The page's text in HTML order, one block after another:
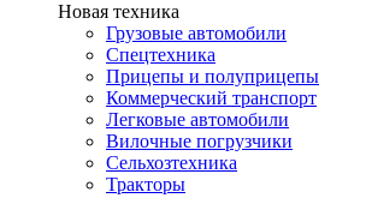
Новая техника
Грузовые автомобили
Спецтехника
Прицепы и полуприцепы
Коммерческий транспорт
Легковые автомобили
Вилочные погрузчики
Сельхозтехника
Тракторы